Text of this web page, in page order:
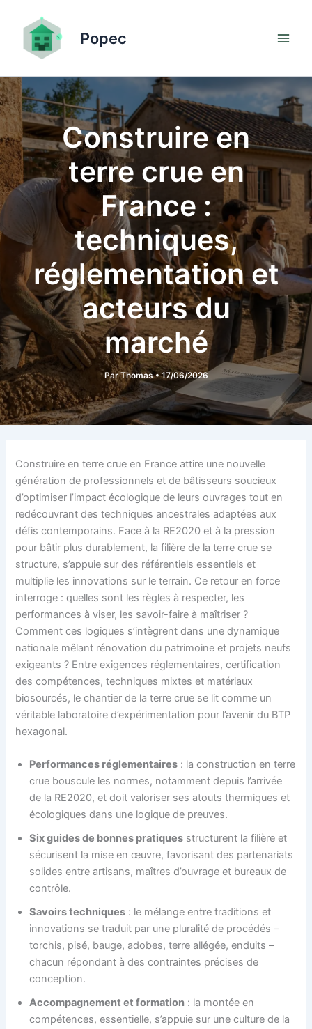
contenu
Popec
Construire en
terre crue en
France :
techniques,
réglementation et
acteurs du
marché
ParThomas•17/06/2026
Construire en terre crue en France attire une nouvelle
génération de professionnels et de bâtisseurs soucieux
d’optimiser l’impact écologique de leurs ouvrages tout en
redécouvrant des techniques ancestrales adaptées aux
défis contemporains. Face à la RE2020 et à la pression
pour bâtir plus durablement, la filière de la terre crue se
structure, s’appuie sur des référentiels essentiels et
multiplie les innovations sur le terrain. Ce retour en force
interroge : quelles sont les règles à respecter, les
performances à viser, les savoir-faire à maîtriser ?
Comment ces logiques s’intègrent dans une dynamique
nationale mêlant rénovation du patrimoine et projets neufs
exigeants ? Entre exigences réglementaires, certification
des compétences, techniques mixtes et matériaux
biosourcés, le chantier de la terre crue se lit comme un
véritable laboratoire d’expérimentation pour l’avenir du BTP
hexagonal.
Performances réglementaires : la construction en terre
crue bouscule les normes, notamment depuis l’arrivée
de la RE2020, et doit valoriser ses atouts thermiques et
écologiques dans une logique de preuves.
Six guides de bonnes pratiques structurent la filière et
sécurisent la mise en œuvre, favorisant des partenariats
solides entre artisans, maîtres d’ouvrage et bureaux de
contrôle.
Savoirs techniques : le mélange entre traditions et
innovations se traduit par une pluralité de procédés –
torchis, pisé, bauge, adobes, terre allégée, enduits –
chacun répondant à des contraintes précises de
conception.
Accompagnement et formation : la montée en
compétences, essentielle, s’appuie sur une culture de la